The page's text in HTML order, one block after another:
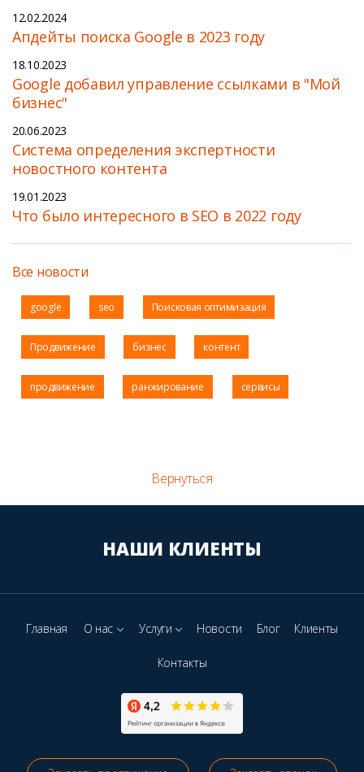
12.02.2024
Апдейты поиска Google в 2023 году
18.10.2023
Google добавил управление ссылками в "Мой
бизнес"
20.06.2023
Cистема определения экспертности
новостного контента
19.01.2023
Что было интересного в SEO в 2022 году
Все новости
google seo Поисковая оптимизация
Продвижение бизнес контент
продвижение ранжирование сервисы
Вернуться
НАШИ КЛИЕНТЫ
Главная О нас Услуги Новости Блог Клиенты
Контакты